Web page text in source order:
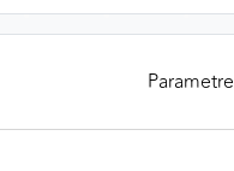
Parametre